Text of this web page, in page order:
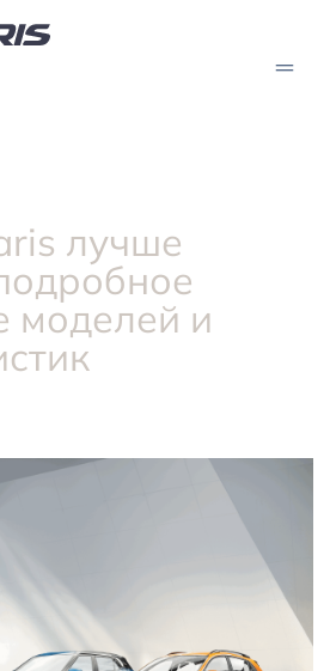
HC
KRX
KRS
HS
АВТОМОБИЛЬ
аксессуары
драйв
на сервис
ДИЛЕРЕ
лучше
моделей и